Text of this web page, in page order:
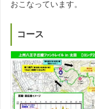
おこなっています。
コース